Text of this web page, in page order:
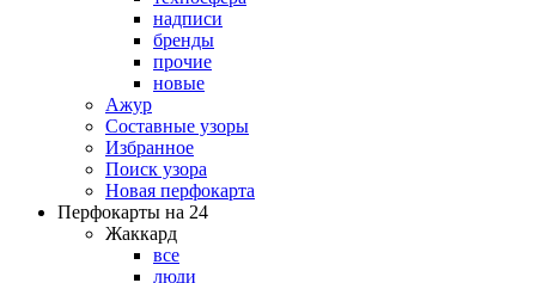
надписи
бренды
прочие
новые
Ажур
Составные узоры
Избранное
Поиск узора
Новая перфокарта
Перфокарты на 24
Жаккард
все
люди